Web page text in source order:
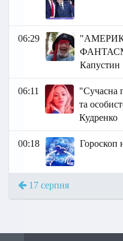
06:29
Капустин
06:11
"Сучасна
та
Кудренко
00:18 Гороскоп
17 серпня